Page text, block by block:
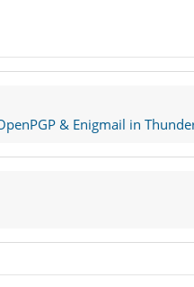
& Enigmail in